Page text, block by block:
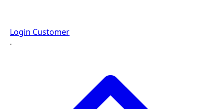
Login Customer
·